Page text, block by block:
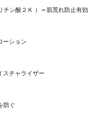
ン酸２Ｋ ）＝肌荒れ防止有効
ーション
スチャライザー
防ぐ